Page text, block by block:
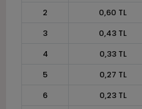
2
0,60 TL
3
0,43 TL
4
0,33 TL
5
0,27 TL
6
0,23 TL